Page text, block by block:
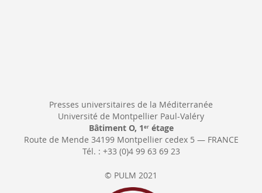
Presses universitaires de la Méditerranée
Université de Montpellier Paul-Valéry
Bâtiment O, 1 erétage
Route de Mende 34199 Montpellier cedex 5 — FRANCE
Tél. : +33 (0)4 99 63 69 23
© PULM 2021